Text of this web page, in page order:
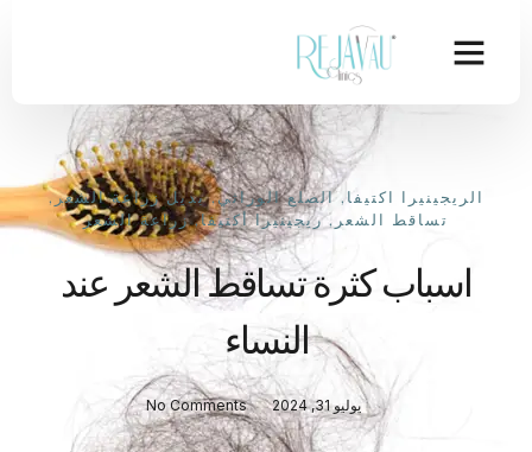
الريجينيرا اكتيفا,الصلع الوراثي,بديل زراعة الشعر,
تساقط الشعر ,ريجينيرا أكتيفا,زراعة الشعر
اسباب كثرة تساقط الشعر عند
النساء
يوليو 31, 2024 No Comments